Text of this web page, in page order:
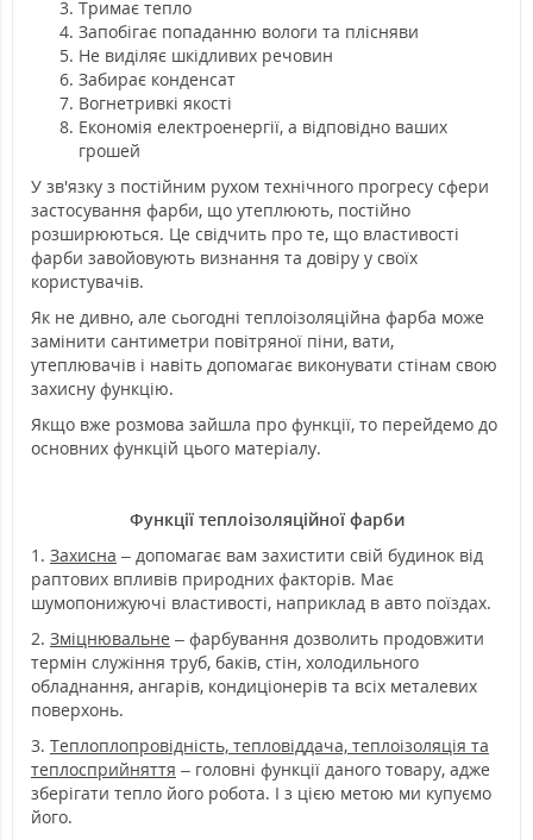
Тримає тепло
Запобігає попаданню вологи та плісняви
Не виділяє шкідливих речовин
Забирає конденсат
Вогнетривкі якості
Економія електроенергії, а відповідно ваших
грошей
У зв'язку з постійним рухом технічного прогресу сфери
застосування фарби, що утеплюють, постійно
розширюються. Це свідчить про те, що властивості
фарби завойовують визнання та довіру у своїх
користувачів.
Як не дивно, але сьогодні теплоізоляційна фарба може
замінити сантиметри повітряної піни, вати,
утеплювачів і навіть допомагає виконувати стінам свою
захисну функцію.
Якщо вже розмова зайшла про функції, то перейдемо до
основних функцій цього матеріалу.
Функції теплоізоляційної фарби
1. Захисна – допомагає вам захистити свій будинок від
раптових впливів природних факторів. Має
шумопонижуючі властивості, наприклад в авто поїздах.
2. Зміцнювальне – фарбування дозволить продовжити
термін служіння труб, баків, стін, холодильного
обладнання, ангарів, кондиціонерів та всіх металевих
поверхонь.
3. Теплоплопровідність, тепловіддача, теплоізоляція та
теплосприйняття – головні функції даного товару, адже
зберігати тепло його робота. І з цією метою ми купуємо
його.